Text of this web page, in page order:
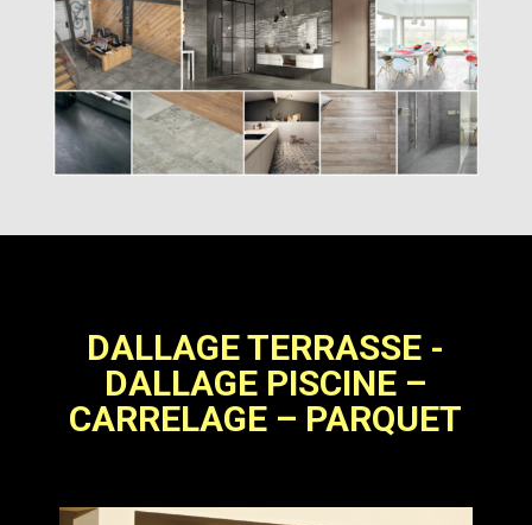
DALLAGE TERRASSE -
DALLAGE PISCINE –
CARRELAGE – PARQUET